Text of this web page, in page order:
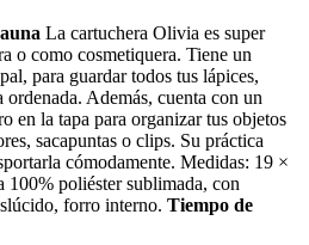
La cartuchera Olivia es super
o como cosmetiquera. Tiene un
para guardar todos tus lápices,
Además, cuenta con un
en la tapa para organizar tus objetos
sacapuntas o clips. Su práctica
cómodamente. Medidas: 19 ×
100% poliéster sublimada, con
forro interno. Tiempo de